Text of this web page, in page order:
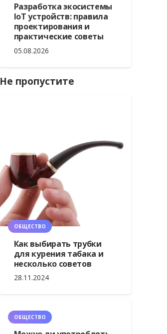
Разработка экосистемы
IoT устройств: правила
проектирования и
практические советы
05.08.2026
Не пропустите
ОБЩЕСТВО
Как выбирать трубки
для курения табака и
несколько советов
28.11.2024
ОБЩЕСТВО